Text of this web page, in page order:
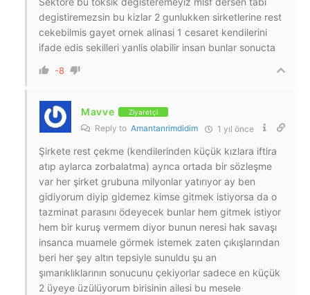
degistiremezsin bu kizlar 2 gunlukken sirketlerine rest
cekebilmis gayet ornek alinasi 1 cesaret kendilerini
ifade edis sekilleri yanlis olabilir insan bunlar sonucta
-8
Mavve Ziyaretçi
Reply to Amantanrimdidim 1 yıl önce
Şirkete rest çekme (kendilerinden küçük kızlara iftira
atıp aylarca zorbalatma) ayrıca ortada bir sözleşme
var her şirket grubuna milyonlar yatırıyor ay ben
gidiyorum diyip gidemez kimse gitmek istiyorsa da o
tazminat parasını ödeyecek bunlar hem gitmek istiyor
hem bir kuruş vermem diyor bunun neresi hak savaşı
insanca muamele görmek istemek zaten çıkışlarından
beri her şey altın tepsiyle sunuldu şu an
şımarıklıklarının sonucunu çekiyorlar sadece en küçük
2 üyeye üzülüyorum birisinin ailesi bu mesele